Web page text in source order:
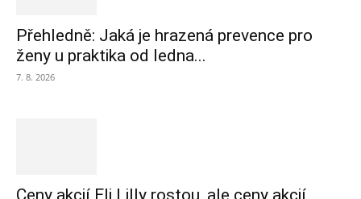
Přehledně: Jaká je hrazená prevence pro
ženy u praktika od ledna...
7. 8. 2026